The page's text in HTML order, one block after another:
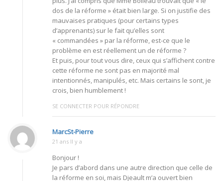
dos de la réforme » était bien large. Si on justifie des
mauvaises pratiques (pour certains types
d’apprenants) sur le fait qu’elles sont
« commandées » par la réforme, est-ce que le
problème en est réellement un de réforme ?
Et puis, pour tout vous dire, ceux qui s’affichent contre
cette réforme ne sont pas en majorité mal
intentionnés, manipulés, etc. Mais certains le sont, je
crois, bien humblement !
SE CONNECTER POUR RÉPONDRE
MarcSt-Pierre
21 ans Il y a
Bonjour !
Je pars d’abord dans une autre direction que celle de
la réforme en soi, mais Djeault m’a ouvert bien